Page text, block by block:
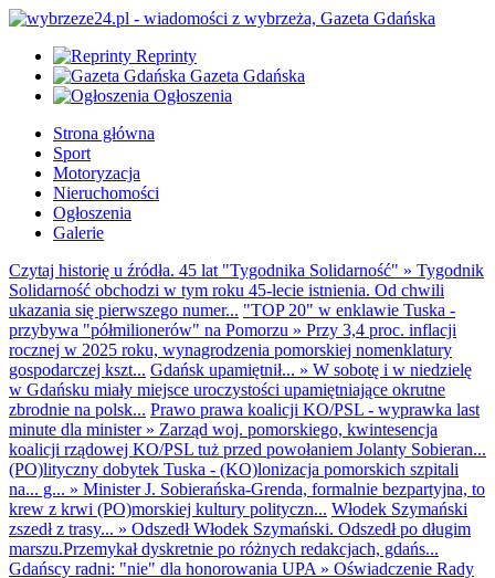
Reprinty
Gazeta Gdańska
Ogłoszenia
Strona główna
Sport
Motoryzacja
Nieruchomości
Ogłoszenia
Galerie
Czytaj historię u źródła. 45 lat "Tygodnika Solidarność" » Tygodnik
Solidarność obchodzi w tym roku 45-lecie istnienia. Od chwili
ukazania się pierwszego numer... "TOP 20" w enklawie Tuska -
przybywa "półmilionerów" na Pomorzu » Przy 3,4 proc. inflacji
rocznej w 2025 roku, wynagrodzenia pomorskiej nomenklatury
gospodarczej kszt... Gdańsk upamiętnił... » W sobotę i w niedzielę
w Gdańsku miały miejsce uroczystości upamiętniające okrutne
zbrodnie na polsk... Prawo prawa koalicji KO/PSL - wyprawka last
minute dla minister» Zarząd woj. pomorskiego, kwintesencja
koalicji rządowej KO/PSL tuż przed powołaniem Jolanty Sobieran...
(PO)lityczny dobytek Tuska - (KO)lonizacja pomorskich szpitali
na... g... » Minister J. Sobierańska-Grenda, formalnie bezpartyjna, to
krew z krwi (PO)morskiej kultury polityczn... Włodek Szymański
zszedł z trasy... » Odszedł Włodek Szymański. Odszedł po długim
marszu.Przemykał dyskretnie po różnych redakcjach, gdańs...
Gdańscy radni: "nie" dla honorowania UPA » Oświadczenie Rady